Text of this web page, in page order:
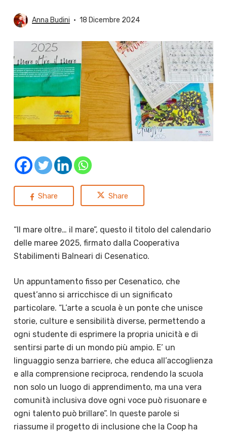
Anna Budini 18 Dicembre 2024
Share Share
“Il mare oltre… il mare”, questo il titolo del calendario
delle maree 2025, firmato dalla Cooperativa
Stabilimenti Balneari di Cesenatico.
Un appuntamento fisso per Cesenatico, che
quest’anno si arricchisce di un significato
particolare. “L’arte a scuola è un ponte che unisce
storie, culture e sensibilità diverse, permettendo a
ogni studente di esprimere la propria unicità e di
sentirsi parte di un mondo più ampio. E’ un
linguaggio senza barriere, che educa all’accoglienza
e alla comprensione reciproca, rendendo la scuola
non solo un luogo di apprendimento, ma una vera
comunità inclusiva dove ogni voce può risuonare e
ogni talento può brillare”. In queste parole si
riassume il progetto di inclusione che la Coop ha